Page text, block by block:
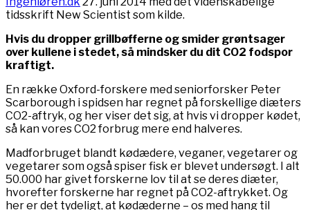
tidsskrift New Scientist som kilde.
Hvis du dropper grillbøfferne og smider grøntsager
over kullene i stedet, så mindsker du dit CO2 fodspor
kraftigt.
En række Oxford-forskere med seniorforsker Peter
Scarborough i spidsen har regnet på forskellige diæters
CO2-aftryk, og her viser det sig, at hvis vi dropper kødet,
så kan vores CO2 forbrug mere end halveres.
Madforbruget blandt kødædere, veganer, vegetarer og
vegetarer som også spiser fisk er blevet undersøgt. I alt
50.000 har givet forskerne lov til at se deres diæter,
hvorefter forskerne har regnet på CO2-aftrykket. Og
her er det tydeligt, at kødæderne – os med hang til